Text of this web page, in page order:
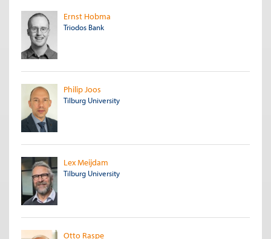
Ernst Hobma
Triodos Bank
Philip Joos
Tilburg University
Lex Meijdam
Tilburg University
Otto Raspe